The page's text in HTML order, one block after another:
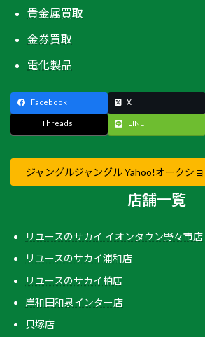
貴金属買取
金券買取
電化製品
Facebook X
Threads LINE
ジャングルジャングル Yahoo!オークシ
店舗一覧
リユースのサカイ イオンタウン野々市店
リユースのサカイ浦和店
リユースのサカイ柏店
岸和田和泉インター店
貝塚店